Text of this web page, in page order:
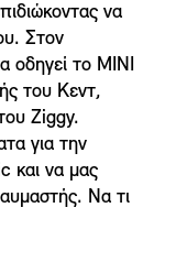
να
Στον
οδηγεί το MINI
του Κεντ,
Ziggy.
για την
και να μας
Να τι